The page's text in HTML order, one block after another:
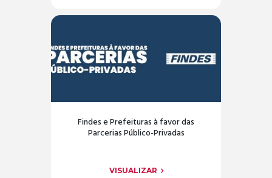
Findes e Prefeituras à favor das
Parcerias Público-Privadas
VISUALIZAR